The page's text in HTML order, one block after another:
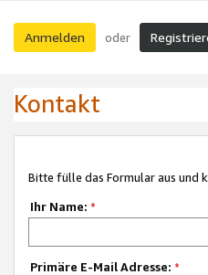
Anmelden oder
Kontakt
Bitte fülle das Formular aus und
Ihr Name: *
Primäre E-Mail Adresse: *